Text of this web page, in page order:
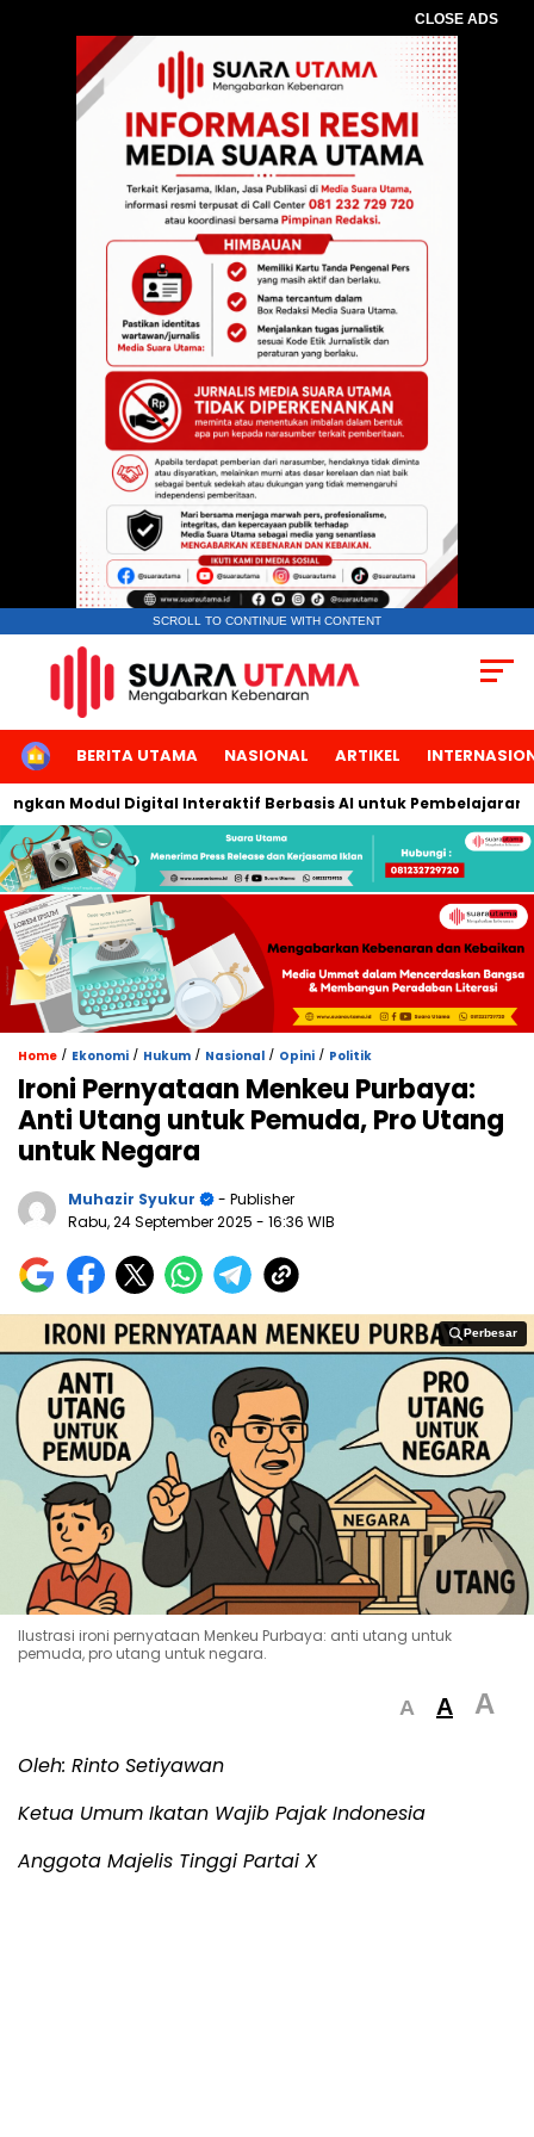
CLOSE ADS
SCROLL TO CONTINUE WITH CONTENT
HOMEBERITA UTAMA NASIONAL ARTIKEL
Modul Digital Interaktif Berbasis AI untuk Pembelajaran
Home / Ekonomi / Hukum / Nasional / Opini / Politik
Ironi Pernyataan Menkeu Purbaya:
Anti Utang untuk Pemuda, Pro Utang
untuk Negara
Muhazir Syukur
- Publisher
Rabu, 24 September 2025 - 16:36 WIB
Perbesar
Perbesar
Ilustrasi ironi pernyataan Menkeu Purbaya: anti utang untuk
pemuda, pro utang untuk negara.
A A A
Oleh: Rinto Setiyawan
Ketua Umum Ikatan Wajib Pajak Indonesia
Anggota Majelis Tinggi Partai X